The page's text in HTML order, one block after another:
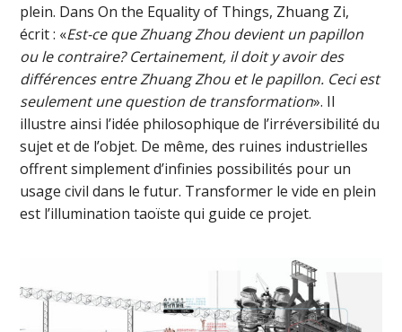
plein. Dans On the Equality of Things, Zhuang Zi,
écrit : «Est-ce que Zhuang Zhou devient un papillon
ou le contraire? Certainement, il doit y avoir des
différences entre Zhuang Zhou et le papillon. Ceci est
seulement une question de transformation». Il
illustre ainsi l’idée philosophique de l’irréversibilité du
sujet et de l’objet. De même, des ruines industrielles
offrent simplement d’infinies possibilités pour un
usage civil dans le futur. Transformer le vide en plein
est l’illumination taoïste qui guide ce projet.